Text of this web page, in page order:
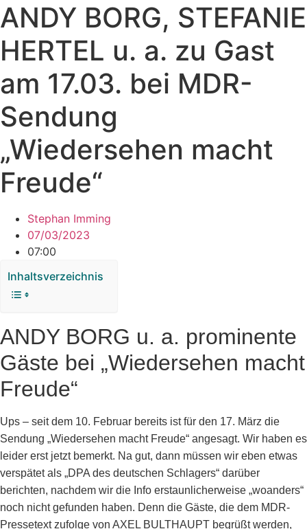
ANDY BORG, STEFANIE
HERTEL u. a. zu Gast
am 17.03. bei MDR-
Sendung
„Wiedersehen macht
Freude“
Stephan Imming
07/03/2023
07:00
Inhaltsverzeichnis
ANDY BORG u. a. prominente
Gäste bei „Wiedersehen macht
Freude“
Ups – seit dem 10. Februar bereits ist für den 17. März die
Sendung „Wiedersehen macht Freude“ angesagt. Wir haben es
leider erst jetzt bemerkt. Na gut, dann müssen wir eben etwas
verspätet als „DPA des deutschen Schlagers“ darüber
berichten, nachdem wir die Info erstaunlicherweise „woanders“
noch nicht gefunden haben. Denn die Gäste, die dem MDR-
Pressetext zufolge von AXEL BULTHAUPT begrüßt werden,